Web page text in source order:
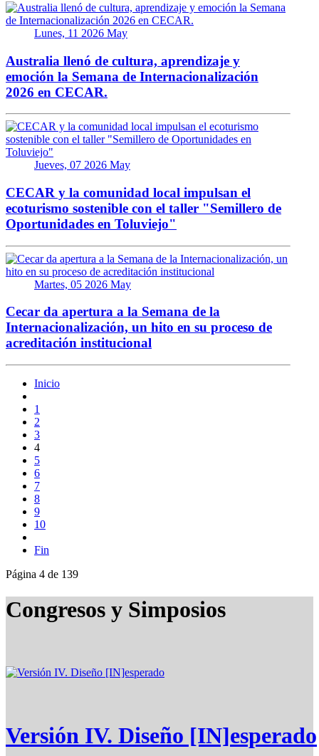
Lunes, 11 2026 May
Australia llenó de cultura, aprendizaje y
emoción la Semana de Internacionalización
2026 en CECAR.
Jueves, 07 2026 May
CECAR y la comunidad local impulsan el
ecoturismo sostenible con el taller "Semillero de
Oportunidades en Toluviejo"
Martes, 05 2026 May
Cecar da apertura a la Semana de la
Internacionalización, un hito en su proceso de
acreditación institucional
Inicio
1
2
3
4
5
6
7
8
9
10
Fin
Página 4 de 139
Congresos y Simposios
Versión IV. Diseño [IN]esperado